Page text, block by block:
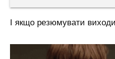
І якщо резюмувати